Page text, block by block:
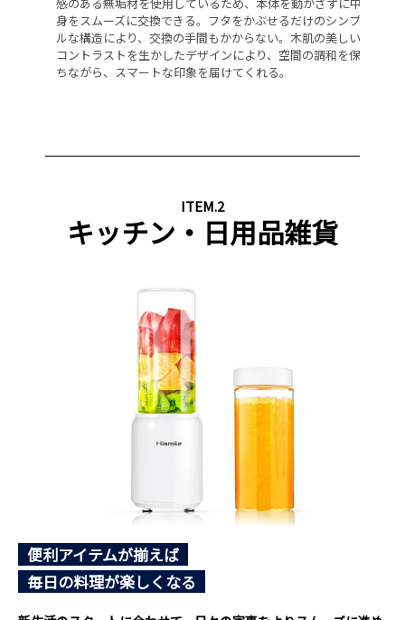
身をスムーズに交換できる。フタをかぶせるだけのシンプ
ルな構造により、交換の手間もかからない。木肌の美しい
コントラストを生かしたデザインにより、空間の調和を保
ちながら、スマートな印象を届けてくれる。
ITEM.2
キッチン・日用品雑貨
便利アイテムが揃えば
毎日の料理が楽しくなる